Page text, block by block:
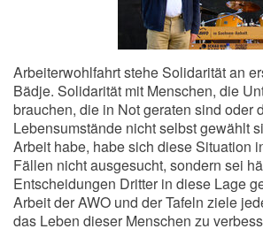
Arbeiterwohlfahrt stehe Solidarität an
Bädje. Solidarität mit Menschen, die
brauchen, die in Not geraten sind oder
Lebensumstände nicht selbst gewählt
Arbeit habe, habe sich diese Situation
Fällen nicht ausgesucht, sondern sei
Entscheidungen Dritter in diese Lage
Arbeit der AWO und der Tafeln ziele
das Leben dieser Menschen zu